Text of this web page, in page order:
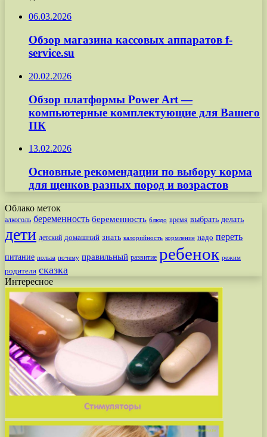
06.03.2026
Обзор магазина кассовых аппаратов f-
service.su
20.02.2026
Обзор платформы Power Art —
компьютерные комплектующие для Вашего
ПК
13.02.2026
Основные рекомендации по выбору корма
для щенков разных пород и возрастов
Облако меток
алкоголь беременность беременность блюдо время выбрать делать
дети детский домашний знать калорийность кормление надо переть
питание польза почему правильный развитие ребенок режим
родители сказка
Интересное